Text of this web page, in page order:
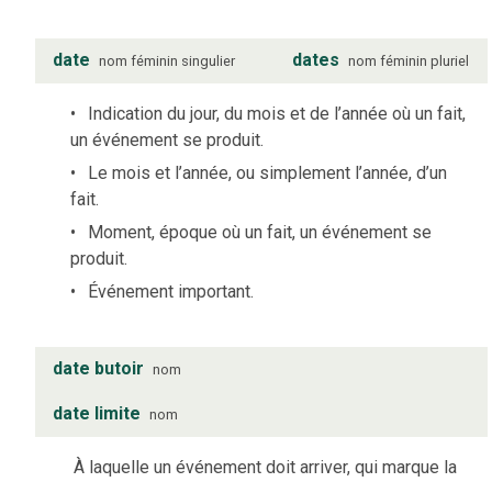
date nom féminin singulier dates nom féminin pluriel
Indication du jour, du mois et de l’année où un fait,
un événement se produit.
Le mois et l’année, ou simplement l’année, d’un
fait.
Moment, époque où un fait, un événement se
produit.
Événement important.
date butoir nom
date limite nom
À laquelle un événement doit arriver, qui marque la